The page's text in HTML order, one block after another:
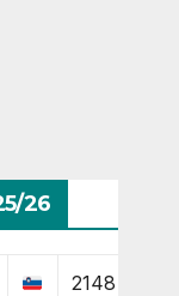
26
2148